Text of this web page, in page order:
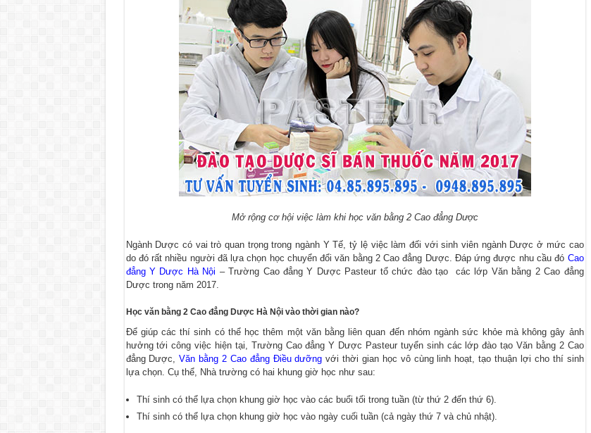
Mở rộng cơ hội việc làm khi học văn bằng 2 Cao đẳng Dược
Ngành Dược có vai trò quan trọng trong ngành Y Tế, tỷ lệ việc làm đối với sinh viên ngành Dược ở mức cao
do đó rất nhiều người đã lựa chọn học chuyển đổi văn bằng 2 Cao đẳng Dược. Đáp ứng được nhu cầu đó Cao
đẳng Y Dược Hà Nội –Trường Cao đẳng Y Dược Pasteur tổ chức đào tạo các lớp Văn bằng 2 Cao đẳng
Dược trong năm 2017.
Học văn bằng 2 Cao đẳng Dược Hà Nội vào thời gian nào?
Để giúp các thí sinh có thể học thêm một văn bằng liên quan đến nhóm ngành sức khỏe mà không gây ảnh
hưởng tới công việc hiện tại, Trường Cao đẳng Y Dược Pasteurtuyển sinh các lớp đào tạo Văn bằng 2 Cao
đẳng Dược,Văn bằng 2 Cao đẳng Điều dưỡng với thời gian học vô cùng linh hoạt, tạo thuận lợi cho thí sinh
lựa chọn. Cụ thể, Nhà trường có hai khung giờ học như sau:
Thí sinh có thể lựa chọn khung giờ học vào các buổi tối trong tuần (từ thứ 2 đến thứ 6).
Thí sinh có thể lựa chọn khung giờ học vào ngày cuối tuần (cả ngày thứ 7 và chủ nhật).